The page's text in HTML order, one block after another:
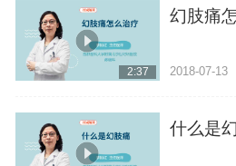
2:37
幻肢痛
2018-07-13
什么是